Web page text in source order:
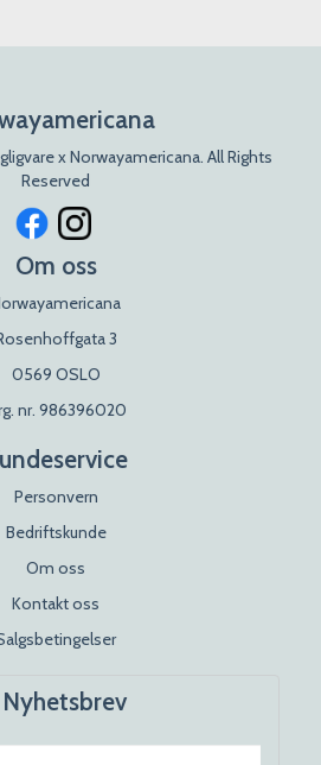
x Norwayamericana. All Rights
Reserved
Om oss
3
0569 OSLO
nr. 986396020
Personvern
Bedriftskunde
Om oss
Kontakt oss
Nyhetsbrev